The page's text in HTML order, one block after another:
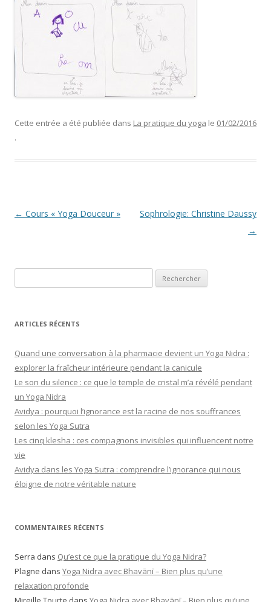
Cette entrée a été publiée dans La pratique du yoga le 01/02/2016
.
Navigation
← Cours « Yoga Douceur »
Sophrologie: Christine Daussy
→
ARTICLES RÉCENTS
Quand une conversation à la pharmacie devient un Yoga Nidra :
explorer la fraîcheur intérieure pendant la canicule
Le son du silence : ce que le temple de cristal m’a révélé pendant
un Yoga Nidra
Avidya : pourquoi l’ignorance est la racine de nos souffrances
selon les Yoga Sutra
Les cinq klesha : ces compagnons invisibles qui influencent notre
vie
Avidya dans les Yoga Sutra : comprendre l’ignorance qui nous
éloigne de notre véritable nature
COMMENTAIRES RÉCENTS
Serra dans Qu’est ce que la pratique du Yoga Nidra?
Plagne dans Yoga Nidra avec Bhavānī – Bien plus qu’une
relaxation profonde